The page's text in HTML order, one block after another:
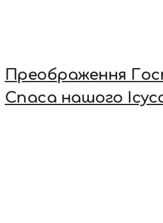
Преображення
Спаса нашого